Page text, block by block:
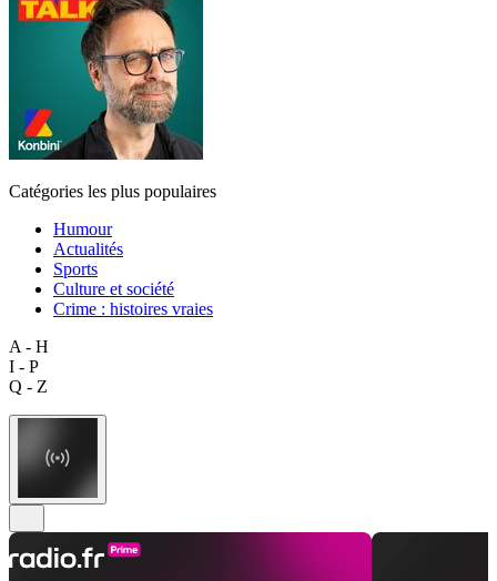
Catégories les plus populaires
Humour
Actualités
Sports
Culture et société
Crime : histoires vraies
A - H
I - P
Q - Z